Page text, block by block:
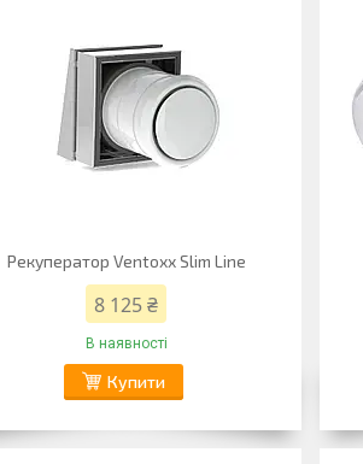
Рекуператор Ventoxx Slim Line
8 125 ₴
В наявності
Купити